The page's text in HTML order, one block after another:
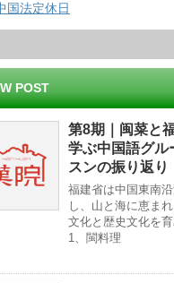
国法定休日
POST
第8期｜闽菜と
学ぶ中国語グル
スンの振り返り
福建省は中国東南
し、山と海に恵ま
文化と歴史文化を育
1、閩料理